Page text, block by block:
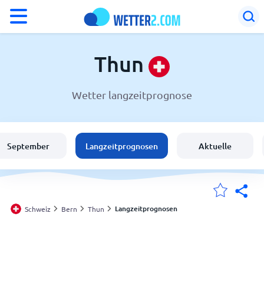
Wetter in Thun
Deutschland
Österreich
Thun
Wetter langzeitprognose
September Langzeitprognosen Aktuelle
Schweiz Bern Thun Langzeitprognosen